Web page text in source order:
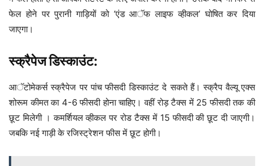
फेल होने पर पुरानी गाड़ियों को ‘एंड आॅफ लाइफ व्हीकल’ घोषित कर दिया
जाएगा।
स्क्रैपेज डिस्काउंट:
आॅटोमेकर्स स्क्रैपेज पर पांच फीसदी डिस्काउंट दे सकते हैं। स्क्रैप वैल्यू एक्स
शोरूम कीमत का 4-6 फीसदी होना चाहिए। वहीं रोड़ टैक्स में 25 फीसदी तक की
छूट मिलेगी । कमर्शियल व्हीकल पर रोड टैक्स में 15 फीसदी की छूट दी जाएगी।
जबकि नई गाड़ी के रजिस्ट्रेशन फीस में छूट होगी।